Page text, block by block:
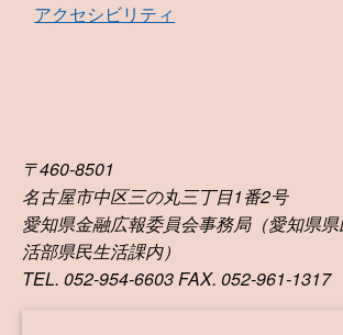
アクセシビリティ
〒460-8501
名古屋市中区三の丸三丁目1番2号
愛知県金融広報委員会事務局（愛知県
活部県民生活課内）
TEL. 052-954-6603 FAX. 052-961-1317